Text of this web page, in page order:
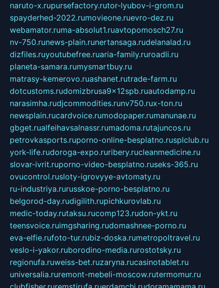
naruto-x.rupursefactory.rutor-lyubov-i-grom.ru
spayderhed-2022.rumovieone.ruevro-dez.ru
webamator.ruma-absolut1.ruavtopomosch27.ru
nv-750.runews-plain.runertansaga.rudelanalad.ru
dizfiles.ruyoutubefree.ruaria-family.ruroadli.ru
planeta-samara.rumysmartbuy.ru
matrasy-kemerovo.ruashanet.rutrade-farm.ru
dotcustoms.rudomizbrusa9x12spb.ruautodamp.ru
narasimha.rudjcommodities.runv750.rux-ton.ru
newsplain.rucardvoice.rumodopaper.rumanunae.ru
gbget.rualfeihavsalnassr.rumadoma.rutajuncos.ru
petrovkasports.ruporno-online-besplatno.rusplclub.ru
york-life.rudoroga-expo.ruribery.rucleanmedicine.ru
slovar-ivrit.ruporno-video-besplatno.ruseks-365.ru
ovucontrol.rusloty-igrovyye-avtomaty.ru
ru-industriya.rurusskoe-porno-besplatno.ru
belgorod-day.rudigilith.rupichkurovlab.ru
medic-today.rutaksu.rucomp123.rudon-ykt.ru
teensvoice.ruimgsharing.rudomashnee-porno.ru
eva-elfie.rufoto-tur.rubiz-doska.rumetropoltravel.ru
veslo-i-yakor.ruborodino-media.rurostotsky.ru
regionufa.ruweiss-bet.ruzaryna.rucasinotablet.ru
universalia.ruremont-mebeli-moscow.rutermomur.ru